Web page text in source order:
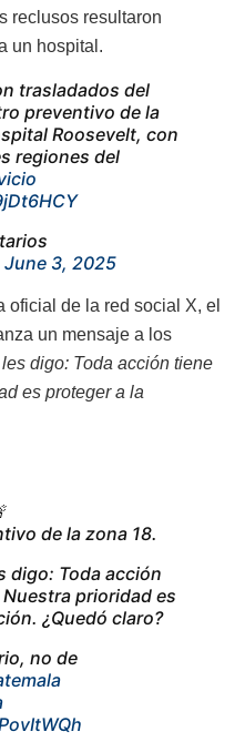
reclusos resultaron
un hospital.
trasladados del
preventivo de la
Roosevelt, con
regiones del
June 3, 2025
oficial de la red social X, el
un mensaje a los
digo: Toda acción tiene
es proteger a la
de la zona 18.
digo: Toda acción
prioridad es
¿Quedó claro?
no de